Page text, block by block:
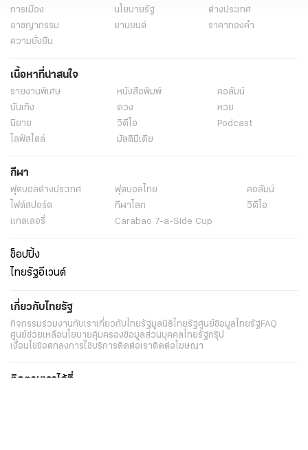
การเมือง
นโยบายรัฐ
ต่างประเทศ
อาชญากรรม
ยานยนต์
ราคาทองคำ
ความยั่งยืน
เนื้อหาที่น่าสนใจ
รายงานพิเศษ หนังสือพิมพ์
คอลัมน์
บันเทิง
ดวง
หวย
นิยาย
วิดีโอ
Podcast
ไลฟ์สไตล์
มัลติมีเดีย
กีฬา
ฟุตบอลต่่างประเทศ ฟุตบอลไทย
คอลัมน์
ไฟต์สปอร์ต
กีฬาโลก
วิดีโอ
แกลเลอรี่
Carabao 7-a-Side Cup
ช็อปปิ้ง
ไทยรัฐอีเวนต์
เกี่ยวกับไทยรัฐ
กิจกรรมร่วมงานกับเราเกี่ยวกับไทยรัฐมูลนิธิไทยรัฐศูนย์ข้อมูลไทยรัฐFAQ
ศูนย์ช่วยเหลือนโยบายคุ้มครองข้อมูลส่วนบุคคลไทยรัฐกรุ๊ป
เงื่อนไขข้อตกลงการใช้บริการติดต่อเราติดต่อโฆษณา
ติดตามเราได้ที่